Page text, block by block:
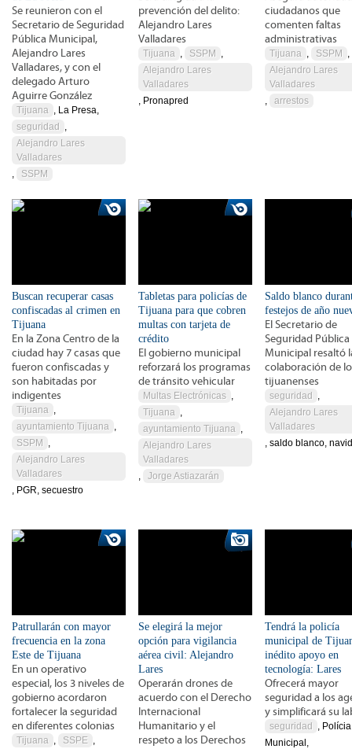
Se reunieron con el
Secretario de Seguridad
Pública Municipal,
Alejandro Lares
Valladares, y con el
delegado Arturo
Aguirre González
Tijuana , La Presa,
seguridad
,
Alejandro Lares
Valladares
,
SSPM
prevención del delito:
Alejandro Lares
Valladares
Tijuana , SSPM
,
Alejandro Lares
Valladares
, Pronapred
ciudadanos que
comenten faltas
administrativas
Tijuana , SSPM
,
Alejandro Lares
Valladares
,
arrestos
Buscan recuperar casas
confiscadas al crimen en
Tijuana
En la Zona Centro de la
ciudad hay 7 casas que
fueron confiscadas y
son habitadas por
indigentes
Tijuana ,
ayuntamiento Tijuana ,
SSPM
,
Alejandro Lares
Valladares
, PGR, secuestro
Tabletas para policías de
Tijuana para que cobren
multas con tarjeta de
crédito
El gobierno municipal
reforzará los programas
de tránsito vehicular
Multas Electrónicas ,
Tijuana ,
ayuntamiento Tijuana ,
Alejandro Lares
Valladares
,
Jorge Astiazarán
Saldo blanco
festejos de año
El Secretario de
Seguridad Pública
Municipal resaltó
colaboración de
tijuanenses
seguridad
,
Alejandro Lares
Valladares
, saldo blanco,
Patrullarán con mayor
frecuencia en la zona
Este de Tijuana
En un operativo
especial, los 3 niveles de
gobierno acordaron
fortalecer la seguridad
en diferentes colonias
Tijuana , SSPE ,
Se elegirá la mejor
opción para vigilancia
aérea civil: Alejandro
Lares
Operarán drones de
acuerdo con el Derecho
Internacional
Humanitario y el
respeto a los Derechos
Tendrá la policía
municipal de
inédito apoyo en
tecnología: Lares
Ofrecerá mayor
seguridad a los
y simplificará su
seguridad
, Polícia
Municipal,